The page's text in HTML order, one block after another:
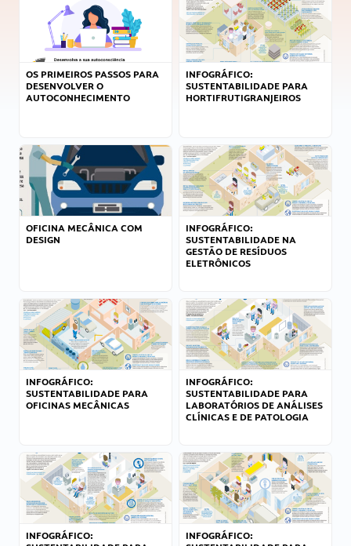
OS PRIMEIROS PASSOS PARA
DESENVOLVER O
AUTOCONHECIMENTO
INFOGRÁFICO:
SUSTENTABILIDADE PARA
HORTIFRUTIGRANJEIROS
OFICINA MECÂNICA COM
DESIGN
INFOGRÁFICO:
SUSTENTABILIDADE NA
GESTÃO DE RESÍDUOS
ELETRÔNICOS
INFOGRÁFICO:
SUSTENTABILIDADE PARA
OFICINAS MECÂNICAS
INFOGRÁFICO:
SUSTENTABILIDADE PARA
LABORATÓRIOS DE ANÁLISES
CLÍNICAS E DE PATOLOGIA
INFOGRÁFICO:
INFOGRÁFICO: